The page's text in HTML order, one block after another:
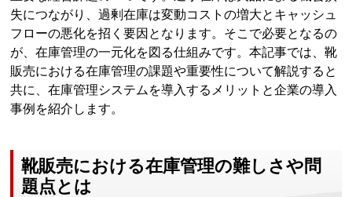
失につながり、過剰在庫は変動コストの増大とキャッシュ
フローの悪化を招く要因となります。そこで必要となるの
が、在庫管理の一元化を図る仕組みです。本記事では、靴
販売における在庫管理の課題や重要性について解説すると
共に、在庫管理システムを導入するメリットと企業の導入
事例を紹介します。
靴販売における在庫管理の難しさや問
題点とは